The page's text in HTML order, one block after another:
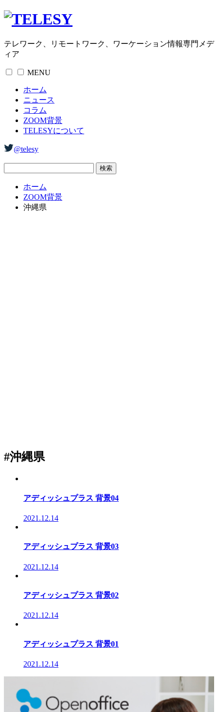
テレワーク、リモートワーク、ワーケーション情報専門メデ
ィア
MENU
ホーム
ニュース
コラム
ZOOM背景
TELESYについて
@telesy
ホーム
ZOOM背景
沖縄県
#沖縄県
アディッシュプラス 背景04
2021.12.14
アディッシュプラス 背景03
2021.12.14
アディッシュプラス 背景02
2021.12.14
アディッシュプラス 背景01
2021.12.14